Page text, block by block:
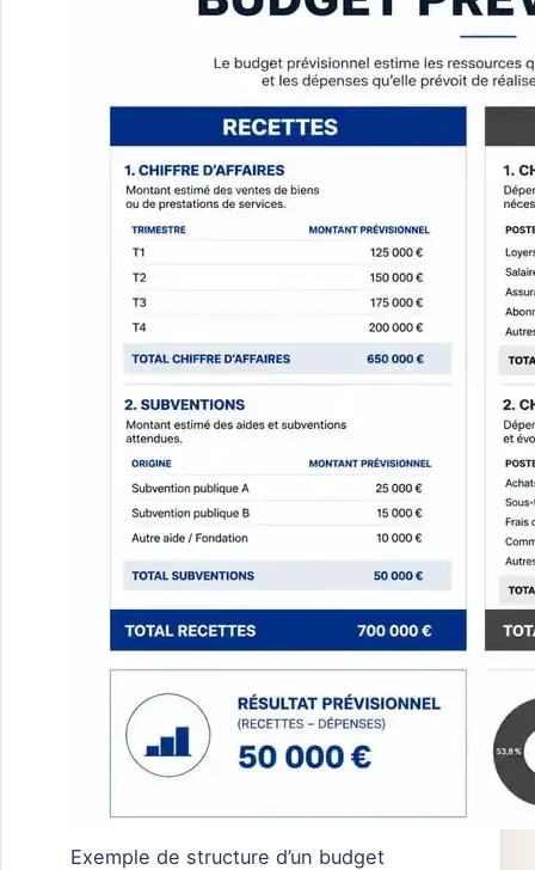
Exemple de structure d’un budget